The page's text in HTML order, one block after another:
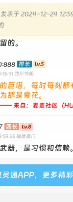
发表于 2024-12-24
的。
排长
四川绵阳
巨塔，每时每刻
那是雪花。
来自：麦麦社区（
团长
福建厦门
器，是习惯和信赖。
通APP，更多精彩